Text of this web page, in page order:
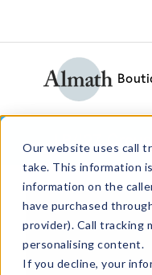
Our website uses call
take. This information
information on the
have purchased
provider). Call tracking
personalising content.
If you decline, your
LR42Z